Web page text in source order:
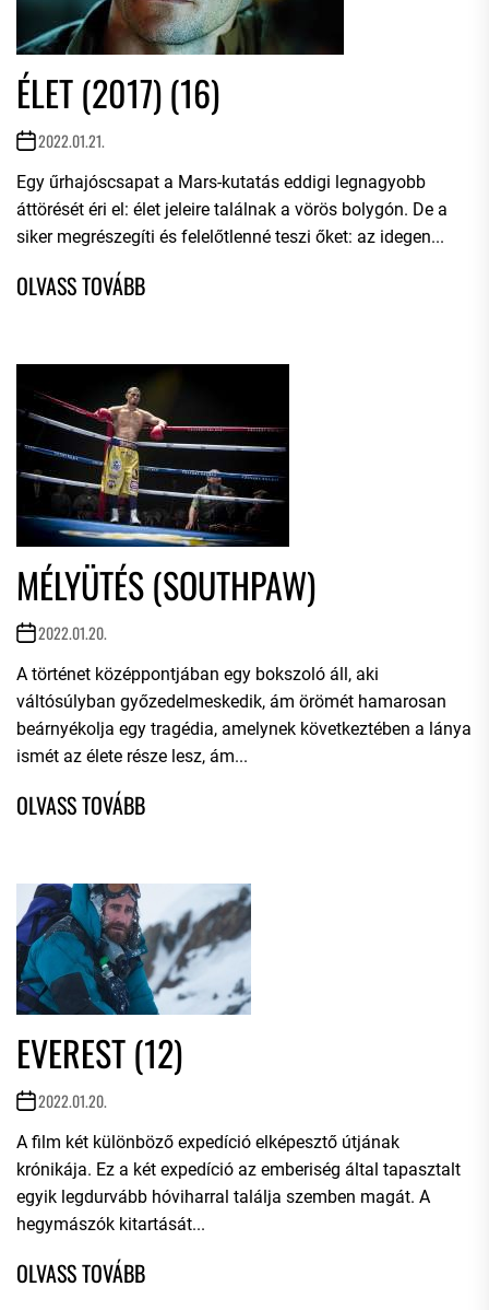
ÉLET (2017) (16)
2022.01.21.
Egy űrhajóscsapat a Mars-kutatás eddigi legnagyobb
áttörését éri el: élet jeleire találnak a vörös bolygón. De a
siker megrészegíti és felelőtlenné teszi őket: az idegen...
MÉLYÜTÉS (SOUTHPAW)
2022.01.20.
A történet középpontjában egy bokszoló áll, aki
váltósúlyban győzedelmeskedik, ám örömét hamarosan
beárnyékolja egy tragédia, amelynek következtében a lánya
ismét az élete része lesz, ám...
EVEREST (12)
2022.01.20.
A film két különböző expedíció elképesztő útjának
krónikája. Ez a két expedíció az emberiség által tapasztalt
egyik legdurvább hóviharral találja szemben magát. A
hegymászók kitartását...